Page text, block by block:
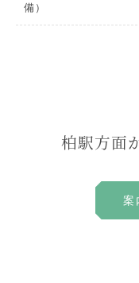
備）
柏駅方面
案